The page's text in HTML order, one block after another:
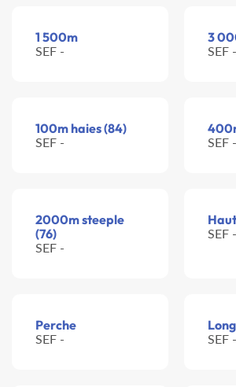
1 500m
SEF -
3
SEF -
100m haies (84)
SEF - SEF -
2000m steeple
(76)
SEF -
SEF -
Perche
SEF - SEF -